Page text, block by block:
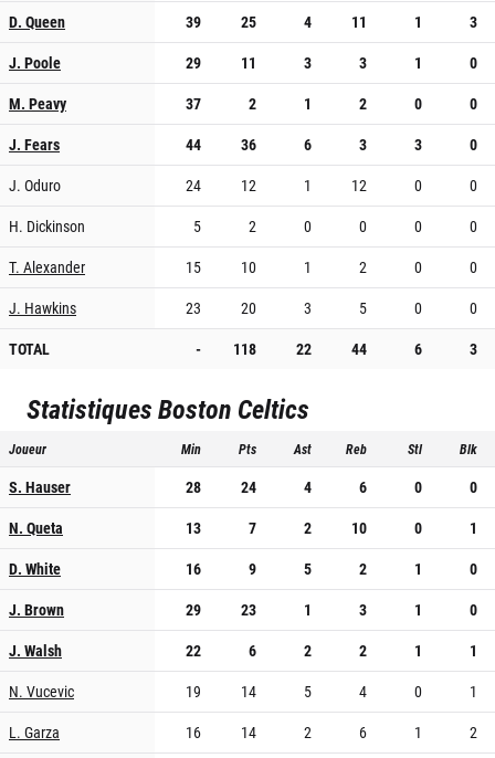
D. Queen
39 25 4 11 1
3
J. Poole
29 11 3 3 1
0
M. Peavy
37 2 1 2 0
0
J. Fears
44 36 6 3 3
0
J. Oduro
24 12 1 12 0
0
H. Dickinson
5 2 0 0 0
0
T. Alexander
15 10 1 2 0
0
J. Hawkins
23 20 3 5 0
0
TOTAL
- 118 22 44 6 3
StatistiquesBoston Celtics
Joueur Min Pts Ast Reb Stl Blk
S. Hauser 28 24 4 6 0
0
N. Queta
13 7 2 10 0
1
D. White
16 9 5 2 1
0
J. Brown
29 23 1 3 1
0
J. Walsh
22 6 2 2 1
1
N. Vucevic
19 14 5 4 0
1
L. Garza
16 14 2 6 1
2